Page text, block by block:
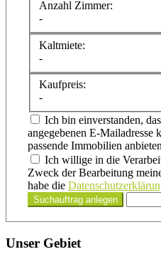
Anzahl Zimmer:
-
Kaltmiete:
-
Kaufpreis:
-
Ich bin einverstanden,
angegebenen E-Mailadresse
passende Immobilien
Ich willige in die
Zweck der Bearbeitung
habe die
Suchauftrag anlegen
Unser Gebiet